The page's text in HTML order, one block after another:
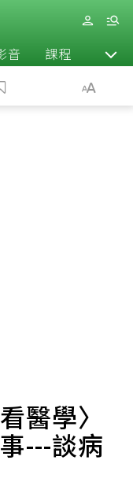
音 課程 退休
醫學〉
---談病